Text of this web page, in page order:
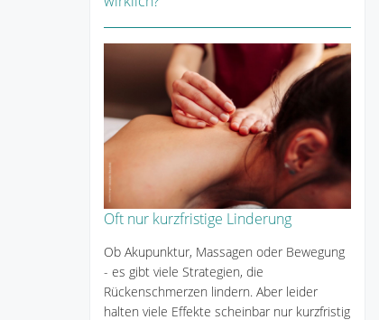
Oft nur kurzfristige Linderung
Ob Akupunktur, Massagen oder Bewegung
- es gibt viele Strategien, die
Rückenschmerzen lindern. Aber leider
halten viele Effekte scheinbar nur kurzfristig